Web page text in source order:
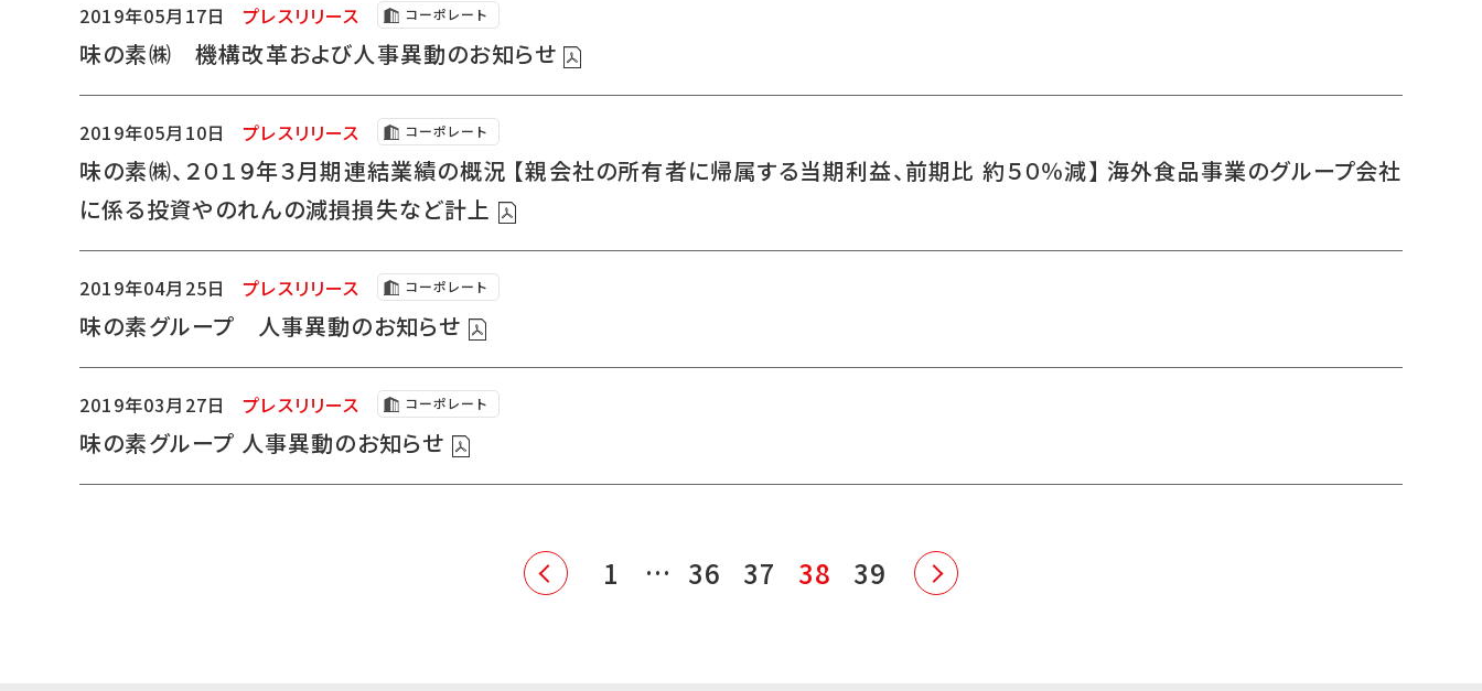
2019年05月17日 プレスリリース コーポレート
味の素㈱ 機構改革および人事異動のお知らせ
2019年05月10日 プレスリリース コーポレート
味の素㈱、２０１９年３月期連結業績の概況 【親会社の所有者に帰属する当期利益、前期比 約５０％減】 海外食品事業のグループ会社
に係る投資やのれんの減損損失など計上
2019年04月25日 プレスリリース コーポレート
味の素グループ 人事異動のお知らせ
2019年03月27日 プレスリリース コーポレート
味の素グループ 人事異動のお知らせ
1 … 36 37 38 39